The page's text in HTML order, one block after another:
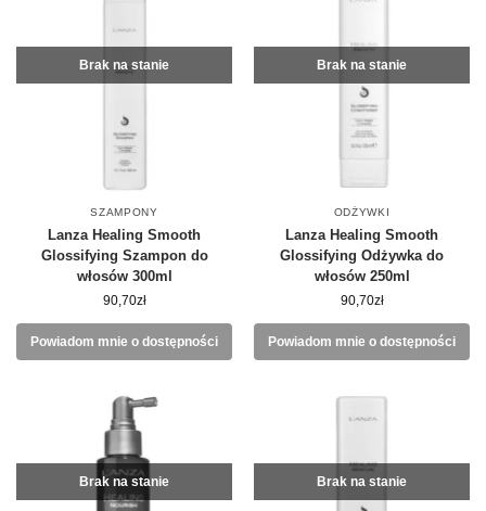
Brak na stanie
SZAMPONY
Lanza Healing Smooth
Glossifying Szampon do
włosów 300ml
90,70zł
Powiadom mnie o dostępności
Brak na stanie
ODŻYWKI
Lanza Healing Smooth
Glossifying Odżywka do
włosów 250ml
90,70zł
Powiadom mnie o dostępności
Brak na stanie Brak na stanie